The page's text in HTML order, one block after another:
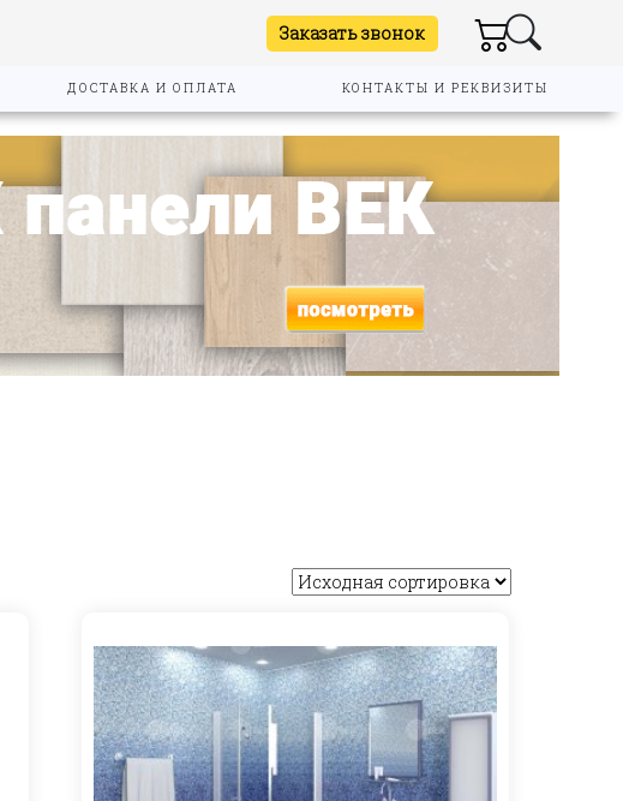
Заказать звонок
ДОСТАВКА И ОПЛАТА КОНТАКТЫ И РЕКВИЗИТЫ